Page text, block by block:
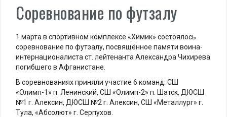
Соревнование по футзалу
1 марта в спортивном комплексе «Химик» состоялось
соревнование по футзалу, посвящённое памяти воина-
интернационалиста ст. лейтенанта Александра Чихирева
погибшего в Афганистане.
В соревнованиях приняли участие 6 команд: СШ
«Олимп-1» п. Ленинский, СШ «Олимп-2» п. Шатск, ДЮСШ
№1 г. Алексин, ДЮСШ №2 г. Алексин, СШ «Металлург» г.
Тула, «Абсолют» г. Серпухов.